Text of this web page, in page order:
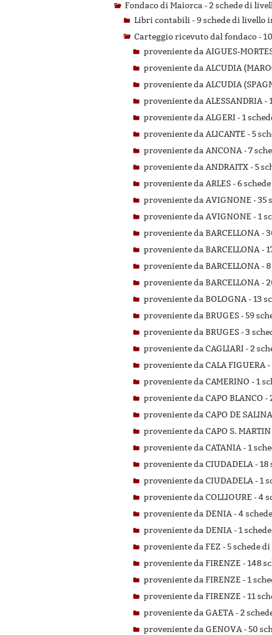
Fondaco di Maiorca -2 schede di
Libri contabili -9 schede di livello
Carteggio ricevuto dal fondaco -
proveniente da AIGUES-
proveniente da ALCUDIA
proveniente da ALCUDIA
proveniente da ALESSANDRIA -
proveniente da ALGERI -1
proveniente da ALICANTE -5
proveniente da ANCONA -7
proveniente da ANDRAITX -5
proveniente da ARLES -6
proveniente da AVIGNONE -35
proveniente da AVIGNONE -1
proveniente da BARCELLONA -
proveniente da BARCELLONA -
proveniente da BARCELLONA -
proveniente da BARCELLONA -
proveniente da BOLOGNA -13
proveniente da BRUGES -59
proveniente da BRUGES -3
proveniente da CAGLIARI -2
proveniente da CALA FIGUERA -
proveniente da CAMERINO -1
proveniente da CAPO BLANCO -
proveniente da CAPO DE
proveniente da CAPO S. MARTIN
proveniente da CATANIA -1
proveniente da CIUDADELA -18
proveniente da CIUDADELA -1
proveniente da COLLIOURE -4
proveniente da DENIA -4
proveniente da DENIA -1
proveniente da FEZ -5 schede
proveniente da FIRENZE -148
proveniente da FIRENZE -1
proveniente da FIRENZE -11
proveniente da GAETA -2
proveniente da GENOVA -50